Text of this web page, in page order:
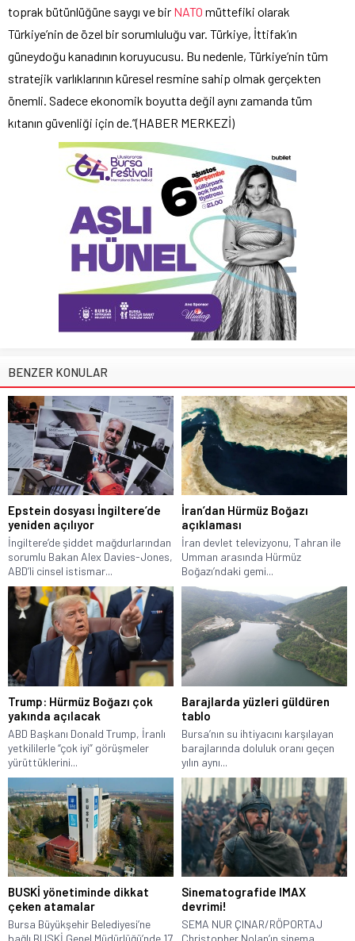
toprak bütünlüğüne saygı ve bir NATO müttefiki olarak
Türkiye’nin de özel bir sorumluluğu var. Türkiye, İttifak’ın
güneydoğu kanadının koruyucusu. Bu nedenle, Türkiye’nin tüm
stratejik varlıklarının küresel resmine sahip olmak gerçekten
önemli. Sadece ekonomik boyutta değil aynı zamanda tüm
kıtanın güvenliği için de.”(HABER MERKEZİ)
BENZER KONULAR
Epstein dosyası İngiltere’de
yeniden açılıyor
İngiltere’de şiddet mağdurlarından
sorumlu Bakan Alex Davies-Jones,
ABD’li cinsel istismar...
İran’dan Hürmüz Boğazı
açıklaması
İran devlet televizyonu, Tahran ile
Umman arasında Hürmüz
Boğazı’ndaki gemi...
Trump: Hürmüz Boğazı çok
yakında açılacak
ABD Başkanı Donald Trump, İranlı
yetkililerle “çok iyi” görüşmeler
yürüttüklerini...
Barajlarda yüzleri güldüren
tablo
Bursa’nın su ihtiyacını karşılayan
barajlarında doluluk oranı geçen
yılın aynı...
BUSKİ yönetiminde dikkat
çeken atamalar
Bursa Büyükşehir Belediyesi’ne
bağlı BUSKİ Genel Müdürlüğü’nde 17
Sinematografide IMAX
devrimi!
SEMA NUR ÇINAR/RÖPORTAJ
Christopher Nolan’ın sinema